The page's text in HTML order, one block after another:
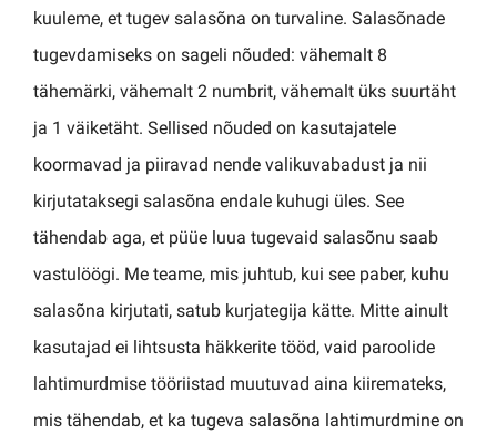
kuuleme, et tugev salasõna on turvaline. Salasõnade
tugevdamiseks on sageli nõuded: vähemalt 8
tähemärki, vähemalt 2 numbrit, vähemalt üks suurtäht
ja 1 väiketäht. Sellised nõuded on kasutajatele
koormavad ja piiravad nende valikuvabadust ja nii
kirjutataksegi salasõna endale kuhugi üles. See
tähendab aga, et püüe luua tugevaid salasõnu saab
vastulöögi. Me teame, mis juhtub, kui see paber, kuhu
salasõna kirjutati, satub kurjategija kätte. Mitte ainult
kasutajad ei lihtsusta häkkerite tööd, vaid paroolide
lahtimurdmise tööriistad muutuvad aina kiiremateks,
mis tähendab, et ka tugeva salasõna lahtimurdmine on